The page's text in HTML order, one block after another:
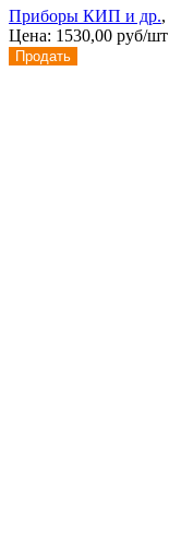
Приборы КИП и др.,
Цена: 1530,00 руб/шт
Продать